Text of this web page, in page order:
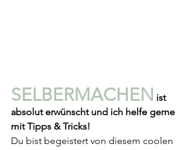
SELBERMACHEN ist
absolut erwünscht und ich helfe gerne
mit Tipps & Tricks!
Du bist begeistert von diesem coolen